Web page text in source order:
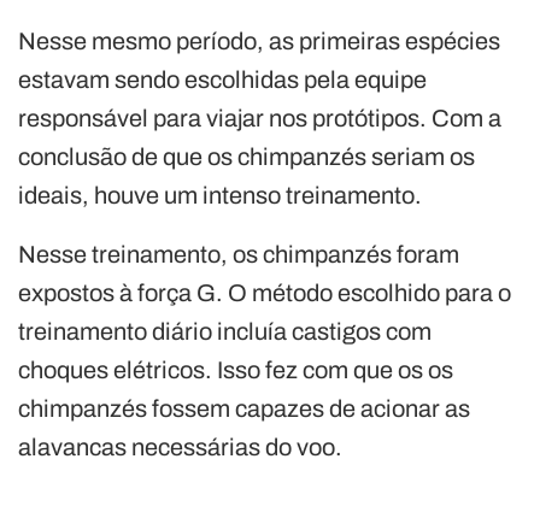
Nesse mesmo período, as primeiras espécies
estavam sendo escolhidas pela equipe
responsável para viajar nos protótipos. Com a
conclusão de que os chimpanzés seriam os
ideais, houve um intenso treinamento.
Nesse treinamento, os chimpanzés foram
expostos à força G. O método escolhido para o
treinamento diário incluía castigos com
choques elétricos. Isso fez com que os os
chimpanzés fossem capazes de acionar as
alavancas necessárias do voo.